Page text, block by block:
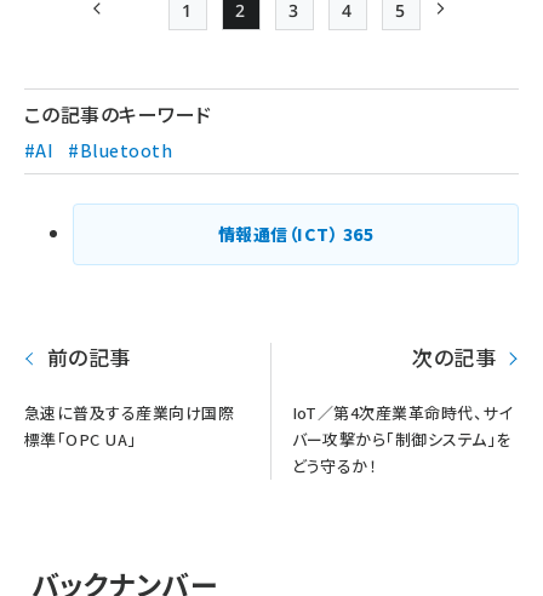
り
前ページ Page
1
Page
2
Page
3
Page
4
Page
5
この記事のキーワード
#AI #Bluetooth
情報通信（ICT） 365
前の記事
急速に普及する産業向け国際
標準「OPC UA」
次の記事
IoT／第4次産業革命時代、サイ
バー攻撃から「制御システム」を
どう守るか！
バックナンバー